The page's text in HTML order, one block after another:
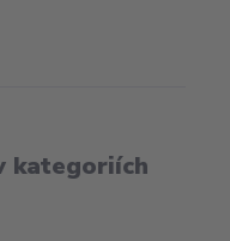
kategoriích